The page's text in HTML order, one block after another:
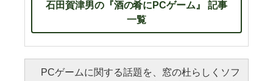
石田賀津男の『酒の肴にPCゲーム』 記事
一覧
PCゲームに関する話題を、窓の杜らしくソフ